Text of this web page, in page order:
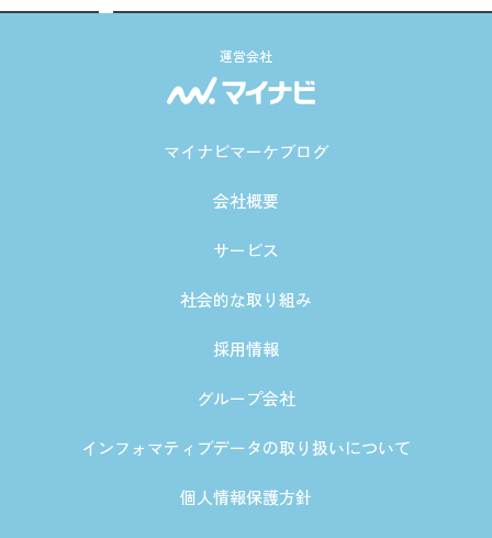
運営会社
マイナビマーケブログ
会社概要
サービス
社会的な取り組み
採用情報
グループ会社
インフォマティブデータの取り扱いについて
個人情報保護方針